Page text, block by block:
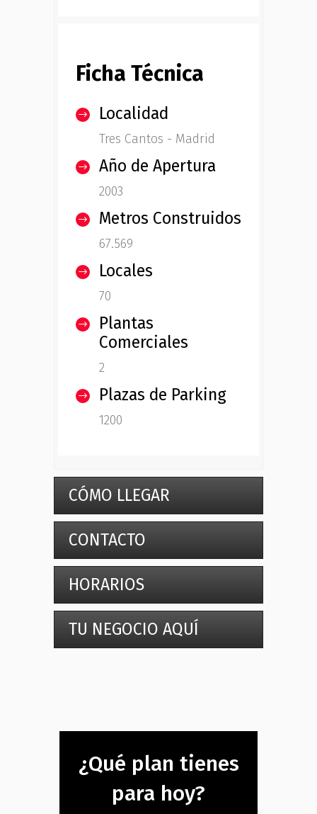
Ficha Técnica
Localidad
Tres Cantos - Madrid
Año de Apertura
2003
Metros Construidos
67.569
Locales
70
Plantas
Comerciales
2
Plazas de Parking
1200
CÓMO LLEGAR
CONTACTO
HORARIOS
TU NEGOCIO AQUÍ
¿Qué plan tienes
para hoy?